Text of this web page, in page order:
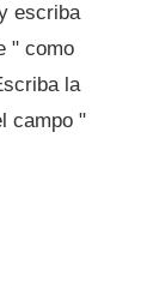
escriba
" como
la
campo "